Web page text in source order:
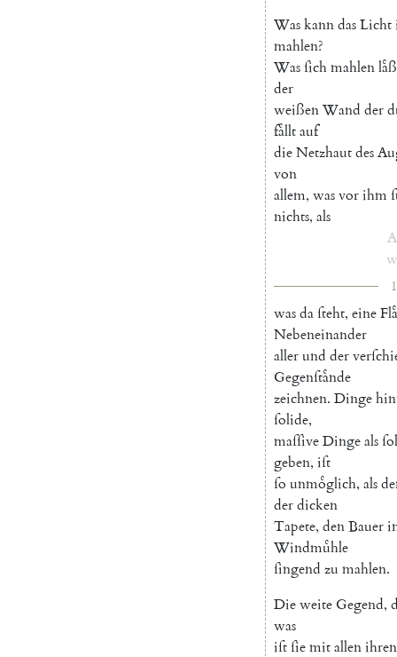
WaskanndasLicht
mahlen?
Wasſichmahlen
der
weißenWand der
faͤlltauf
dieNetzhautdes
von
allem, wasvorihm
nichts, als
A
wasdaſteht, eine
Nebeneinander
allerund der
Gegenſtaͤnde
zeichnen. Dinge
ſolide,
maſſiveDingeals
geben, iſt
ſo unmoͤglich, als
derdicken
Tapete, denBauer
Windmuͤhle
ſingend zu mahlen.
Dieweite Gegend,
was
iſtſiemitallenihren